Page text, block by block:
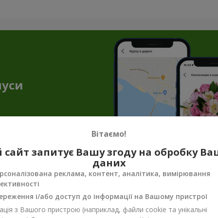
продукція до квіткових
щоб передати весь настрій, турботу чи ніжність. Саме тут
завершеним. Сувенірна продукція для букетів — не просто
Вітаємо!
сайт запитує Вашу згоду на обробку
даних
реклама, контент, аналітика, вимірювання
і/або доступ до інформації на Вашому пристрої
з Вашого пристрою (наприклад, файли cookie та унікальні